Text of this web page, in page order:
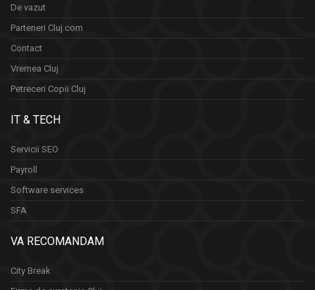
De vazut
Parteneri Cluj.com
Contact
Vremea Cluj
Petreceri Copii Cluj
IT & TECH
Servicii SEO
Payroll
Software services
SFA
VA RECOMANDAM
City Break